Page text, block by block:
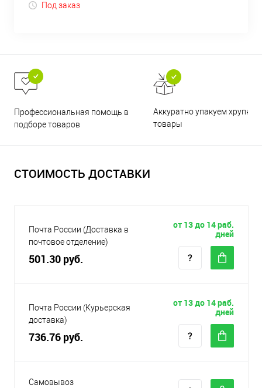
Под заказ
Профессиональная помощь в
подборе товаров
Аккуратно упакуем хрупкие
товары
СТОИМОСТЬ ДОСТАВКИ
Почта России (Доставка в
почтовое отделение)
501.30 руб.
от 13 до 14 раб.
дней
Почта России (Курьерская
доставка)
736.76 руб.
от 13 до 14 раб.
дней
Самовывоз